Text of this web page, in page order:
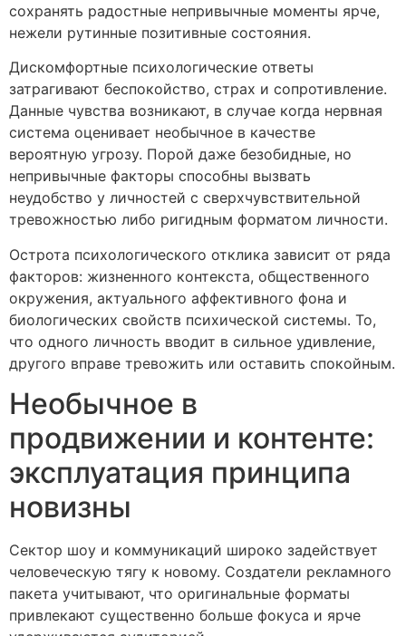
сохранять радостные непривычные моменты ярче,
нежели рутинные позитивные состояния.
Дискомфортные психологические ответы
затрагивают беспокойство, страх и сопротивление.
Данные чувства возникают, в случае когда нервная
система оценивает необычное в качестве
вероятную угрозу. Порой даже безобидные, но
непривычные факторы способны вызвать
неудобство у личностей с сверхчувствительной
тревожностью либо ригидным форматом личности.
Острота психологического отклика зависит от ряда
факторов: жизненного контекста, общественного
окружения, актуального аффективного фона и
биологических свойств психической системы. То,
что одного личность вводит в сильное удивление,
другого вправе тревожить или оставить спокойным.
Необычное в
продвижении и контенте:
эксплуатация принципа
новизны
Сектор шоу и коммуникаций широко задействует
человеческую тягу к новому. Создатели рекламного
пакета учитывают, что оригинальные форматы
привлекают существенно больше фокуса и ярче